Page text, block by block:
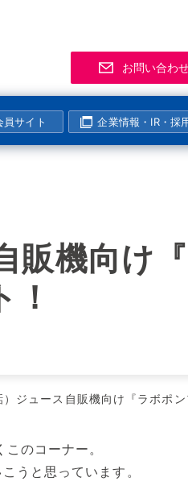
お問い合わ
プ
会
ニ
！世界のIWAKI
チャンネル
過
員サイト 企業情報・IR・採
販機向け
）ジュース自販機向け『ラボポ
のコーナー。
うと思っています。